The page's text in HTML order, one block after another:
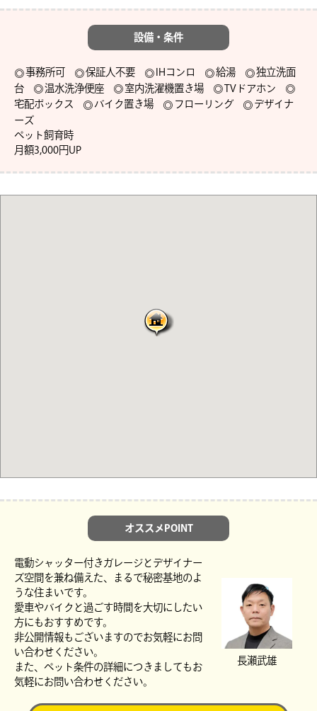
設備・条件
事務所可 保証人不要 IHコンロ 給湯
独立洗面
台
温水洗浄便座 室内洗濯機置き場
TVドアホン
宅配ボックス
バイク置き場 フローリング
デザイナ
ーズ
ペット飼育時
月額3,000円UP
オススメPOINT
電動シャッター付きガレージとデザイナー
ズ空間を兼ね備えた、まるで秘密基地のよ
うな住まいです。
愛車やバイクと過ごす時間を大切にしたい
方にもおすすめです。
非公開情報もございますのでお気軽にお問
い合わせください。
また、ペット条件の詳細につきましてもお
気軽にお問い合わせください。
長瀬武雄